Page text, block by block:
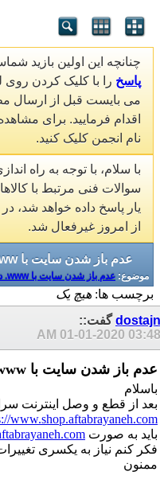
چنانچه این اولین بازید
پاسخ را با کلیک کردن روی
می بایست قبل از ارسال
اقدام فرمایید. برای
نام انجمن کلیک کنید.
با سلام، با توجه به راه
سوالات فنی مرتبط با
یار پاسخ داده خواهد شد،
از امروز غیرفعال شد.
عدم باز شدن سایت با www. در ابتدای آن
موضوع: عدم باز شدن سایت با www. در ابتدای آن
برچسب ها: هیچ یک
dostajnگفت::
01-01-2020 03:48 AM
عدم باز شدن سایت با www. در ابتدای آن
باسلام
بعد از قطع و وصل اینترنت
www.shop.aftabrayaneh.com
باید به صورت
فکر کنم نیاز به یکسری
ممنون